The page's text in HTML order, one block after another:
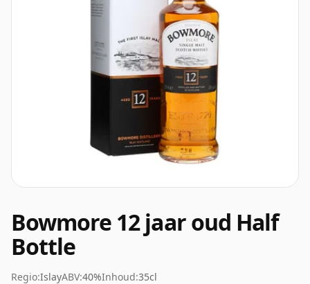
Bowmore 12 jaar oud Half
Bottle
Regio:IslayABV:40%Inhoud:35cl